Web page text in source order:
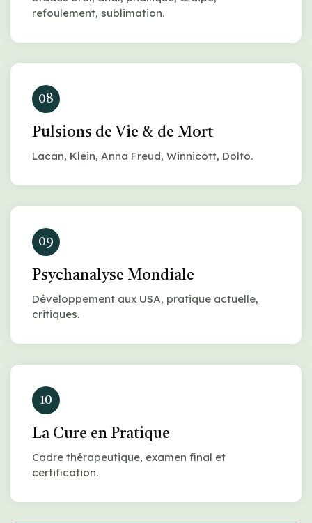
refoulement, sublimation.
08
Pulsions de Vie & de Mort
Lacan, Klein, Anna Freud, Winnicott, Dolto.
09
Psychanalyse Mondiale
Développement aux USA, pratique actuelle,
critiques.
10
La Cure en Pratique
Cadre thérapeutique, examen final et
certification.